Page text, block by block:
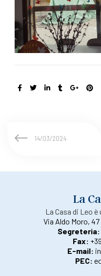
14/03/2024
La
La Casa di Leo
Via Aldo Moro,
Segreteria:
Fax:
E-mail:
PEC: